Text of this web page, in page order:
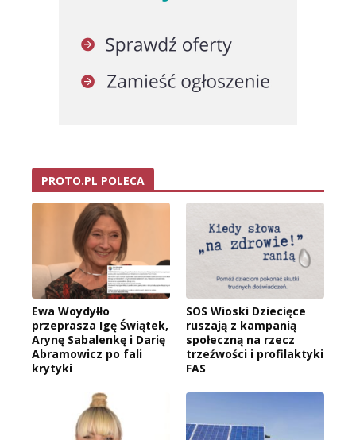
PROTO.PL POLECA
Ewa Woydyłło
przeprasza Igę Świątek,
Arynę Sabalenkę i Darię
Abramowicz po fali
krytyki
SOS Wioski Dziecięce
ruszają z kampanią
społeczną na rzecz
trzeźwości i profilaktyki
FAS